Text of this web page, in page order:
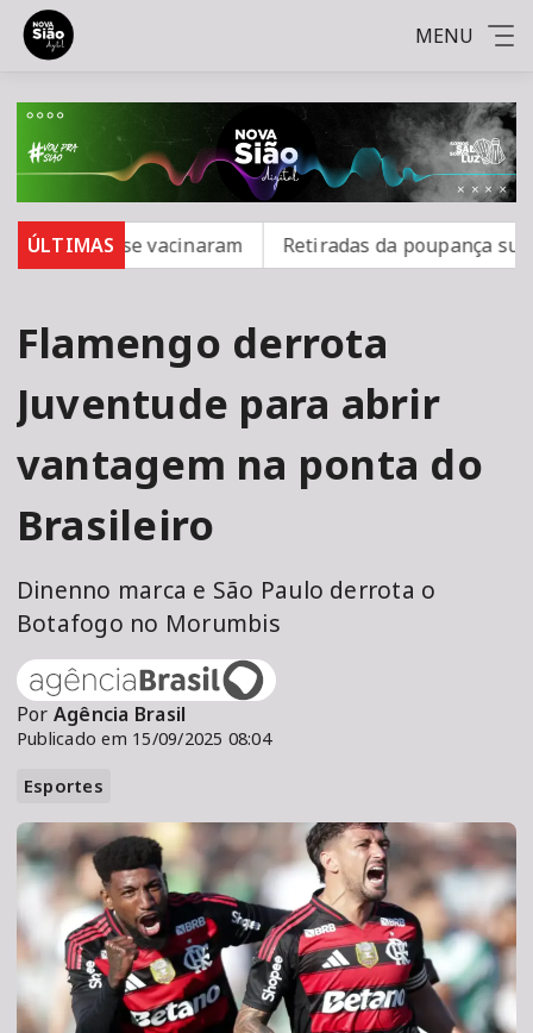
MENU
ÚLTIMAS
não se vacinaram Retiradas da poupança
Flamengo derrota
Juventude para abrir
vantagem na ponta do
Brasileiro
Dinenno marca e São Paulo derrota o
Botafogo no Morumbis
Por Agência Brasil
Publicado em 15/09/2025 08:04
Esportes